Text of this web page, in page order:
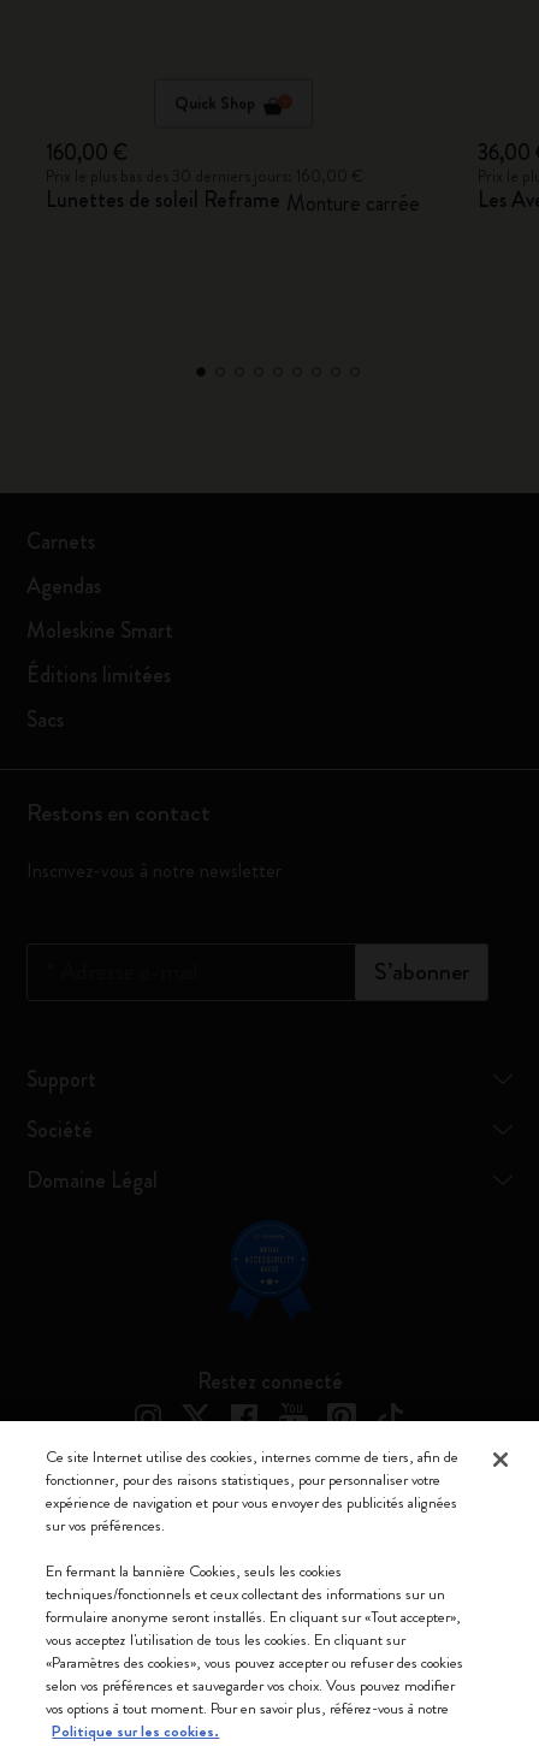
Quick Shop
160,00 €
Lunettes de soleil Reframe Monture carrée
36,00
Les
Carnets
Agendas
Moleskine Smart
Éditions limitées
Sacs
Restons en contact
Inscrivez-vous à notre newsletter
S’abonner
Support
Société
Domaine Légal
Restez connecté
Nous acceptons
Moleskine ® est une marque enregistrée de Moleskine Srl a socio unico
Italia - P. IVA / CCIAA n. 07234480965 - REA MI 1945400 - Cap.
Soc. €2.181.513,42
Ce site Internet utilise des cookies, internes comme de tiers, afin de
fonctionner, pour des raisons statistiques, pour personnaliser votre
expérience de navigation et pour vous envoyer des publicités alignées
sur vos préférences.
En fermant la bannière Cookies, seuls les cookies
techniques/fonctionnels et ceux collectant des informations sur un
formulaire anonyme seront installés. En cliquant sur «Tout accepter»,
vous acceptez l'utilisation de tous les cookies. En cliquant sur
«Paramètres des cookies», vous pouvez accepter ou refuser des cookies
selon vos préférences et sauvegarder vos choix. Vous pouvez modifier
vos options à tout moment. Pour en savoir plus, référez-vous à notre
Politique sur les cookies.